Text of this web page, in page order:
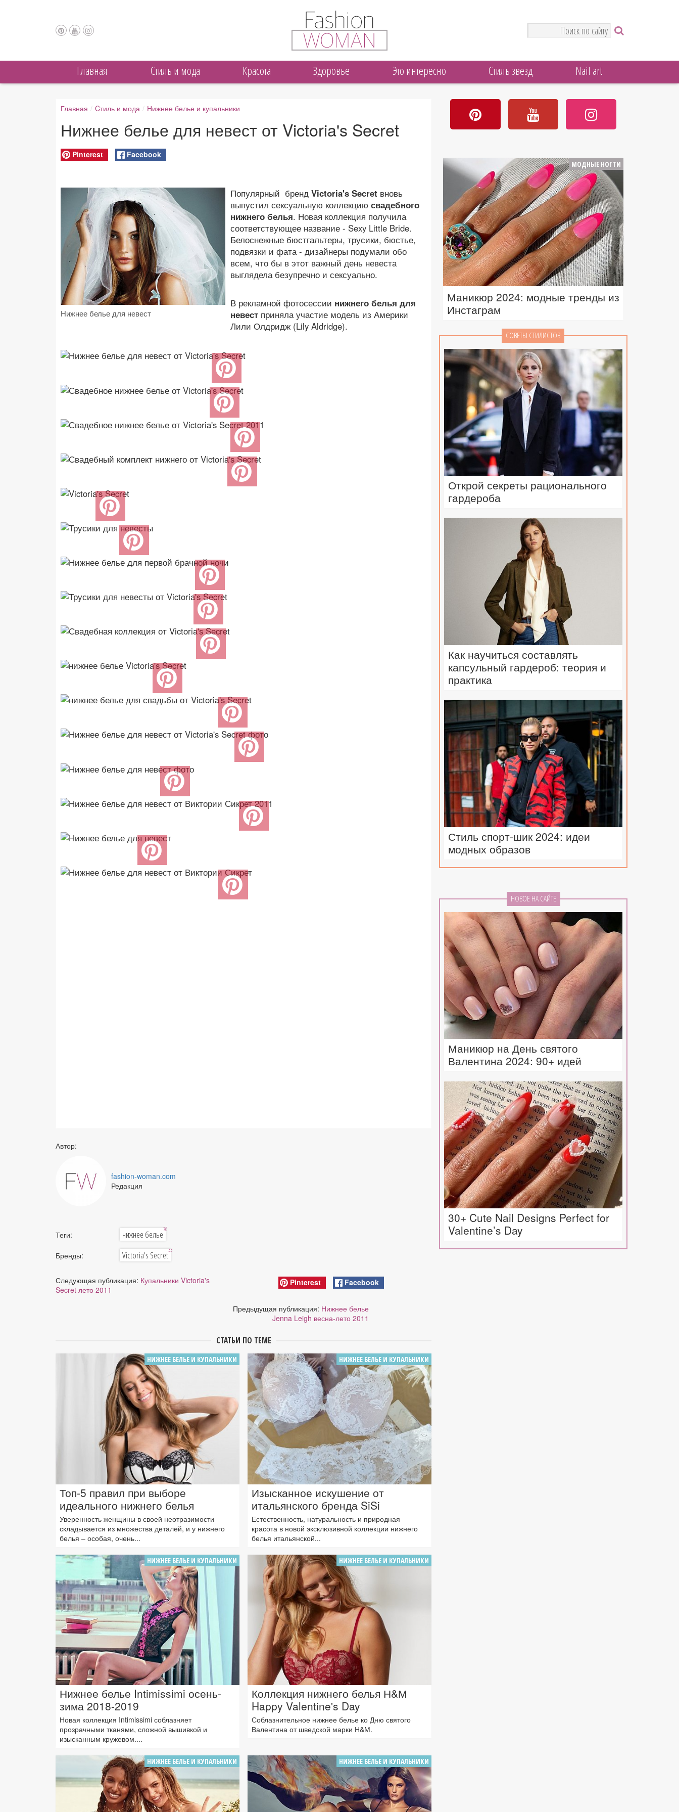
Главная Cтиль и мода Красота Здоровье Это интересно Стиль звезд Nail art
Главная / Cтиль и мода / Нижнее белье и купальники
Нижнее белье для невест от Victoria's Secret
Pinterest Facebook
Нижнее белье для невест
Популярный бренд Victoria's Secret вновь
выпустил сексуальную коллекцию свадебного
нижнего белья. Новая коллекция получила
соответствующее название - Sexy Little Bride.
Белоснежные бюстгальтеры, трусики, бюстье,
подвязки и фата - дизайнеры подумали обо
всем, что бы в этот важный день невеста
выглядела безупречно и сексуально.
В рекламной фотосессии нижнего белья для
невестприняла участие модель из Америки
Лили Олдридж (Lily Aldridge).
Автор:
fashion-woman.com
Редакция
Теги: нижнее белье76
Бренды: Victoria's Secret33
Pinterest Facebook
Следующая публикация: Купальники Victoria's
Secret лето 2011
Предыдущая публикация: Нижнее белье
Jenna Leigh весна-лето 2011
СТАТЬИ ПО ТЕМЕ
НИЖНЕЕ БЕЛЬЕ И КУПАЛЬНИКИ
Топ-5 правил при выборе
идеального нижнего белья
Уверенность женщины в своей неотразимости
складывается из множества деталей, и у нижнего
белья – особая, очень...
НИЖНЕЕ БЕЛЬЕ И КУПАЛЬНИКИ
Изысканное искушение от
итальянского бренда SiSi
Естественность, натуральность и природная
красота в новой эксклюзивной коллекции нижнего
белья итальянской...
НИЖНЕЕ БЕЛЬЕ И КУПАЛЬНИКИ
Нижнее белье Intimissimi осень-
зима 2018-2019
Новая коллекция Intimissimi соблазняет
прозрачными тканями, сложной вышивкой и
изысканным кружевом....
НИЖНЕЕ БЕЛЬЕ И КУПАЛЬНИКИ
Коллекция нижнего белья Н&М
Happy Valentine's Day
Соблазнительное нижнее белье ко Дню святого
Валентина от шведской марки Н&М.
НИЖНЕЕ БЕЛЬЕ И КУПАЛЬНИКИ НИЖНЕЕ БЕЛЬЕ И КУПАЛЬНИКИ
МОДНЫЕ НОГТИ
Маникюр 2024: модные тренды из
Инстаграм
СОВЕТЫ СТИЛИСТОВ
Открой секреты рационального
гардероба
Как научиться составлять
капсульный гардероб: теория и
практика
Стиль спорт-шик 2024: идеи
модных образов
НОВОЕ НА САЙТЕ
Маникюр на День святого
Валентина 2024: 90+ идей
30+ Cute Nail Designs Perfect for
Valentine’s Day